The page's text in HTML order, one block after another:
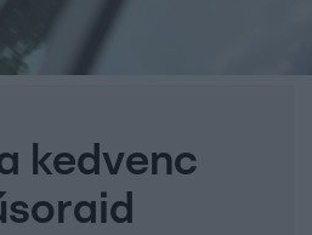
kedvenc